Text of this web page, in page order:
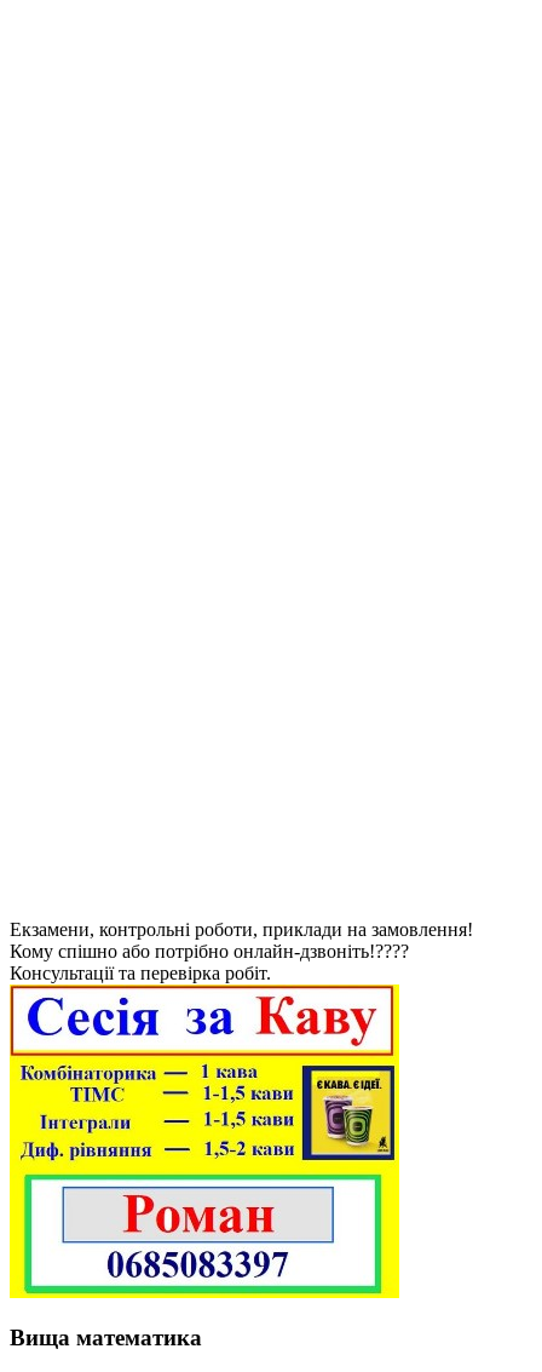
Екзамени, контрольні роботи, приклади на замовлення!
Кому спішно або потрібно онлайн-дзвоніть!????
Консультації та перевірка робіт.
Вища математика